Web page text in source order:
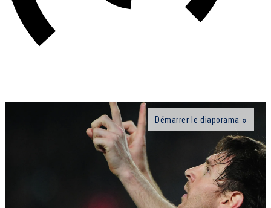
Démarrer le diaporama